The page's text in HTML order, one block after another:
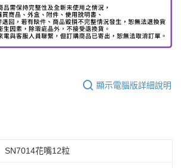
顯示電腦版詳細說明
SN7014花嘴12粒